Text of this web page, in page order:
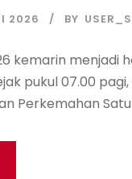
2026 BY
kemarin menjadi
pukul 07.00
Perkemahan